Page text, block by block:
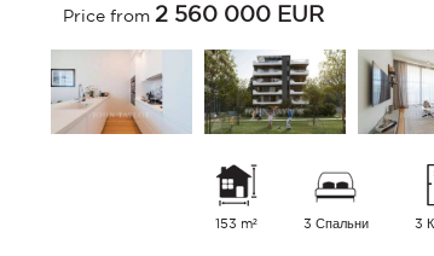
Price from 2 560 000 EUR
153 m² 3 Спальни 3